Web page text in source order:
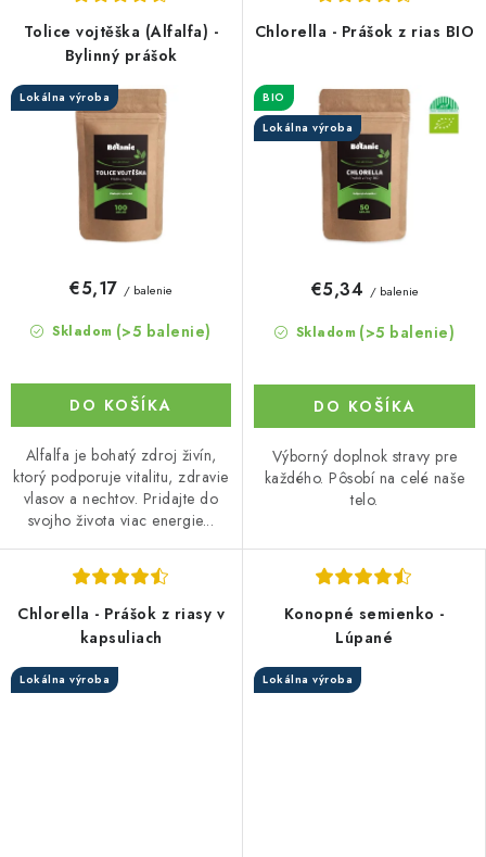
Tolice vojtěška (Alfalfa) -
Bylinný prášok
Lokálna výroba
Skladom (>5 balenie)
€5,17 / balenie
DO KOŠÍKA
Alfalfa je bohatý zdroj živín,
ktorý podporuje vitalitu, zdravie
vlasov a nechtov. Pridajte do
svojho života viac energie...
Chlorella - Prášok z rias BIO
BIO
Lokálna výroba
Skladom (>5 balenie)
€5,34 / balenie
DO KOŠÍKA
Výborný doplnok stravy pre
každého. Pôsobí na celé naše
telo.
Chlorella - Prášok z riasy v
kapsuliach
Lokálna výroba
Konopné semienko -
Lúpané
Lokálna výroba